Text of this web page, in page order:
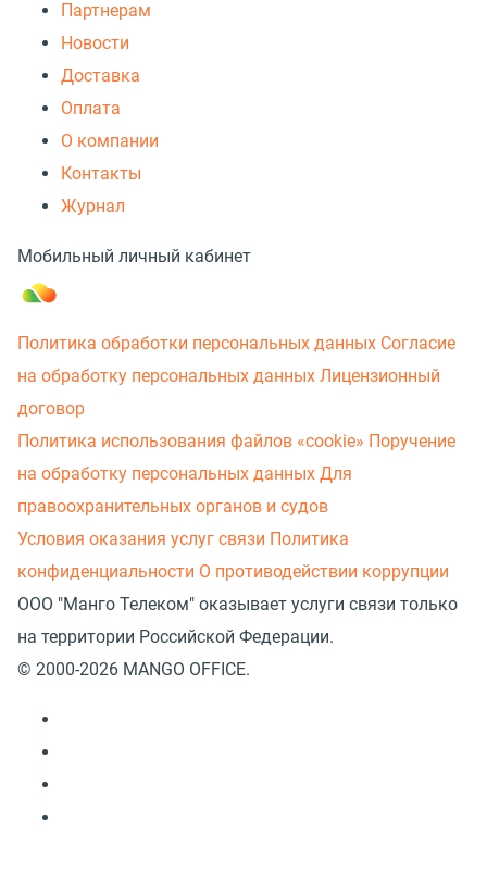
Партнерам
Новости
Доставка
Оплата
О компании
Контакты
Журнал
Мобильный личный кабинет
Политика обработки персональных данных Согласие
на обработку персональных данных Лицензионный
договор
Политика использования файлов «cookie» Поручение
на обработку персональных данных Для
правоохранительных органов и судов
Условия оказания услуг связи Политика
конфиденциальности О противодействии коррупции
ООО "Манго Телеком" оказывает услуги связи только
на территории Российской Федерации.
© 2000-2026 MANGO OFFICE.